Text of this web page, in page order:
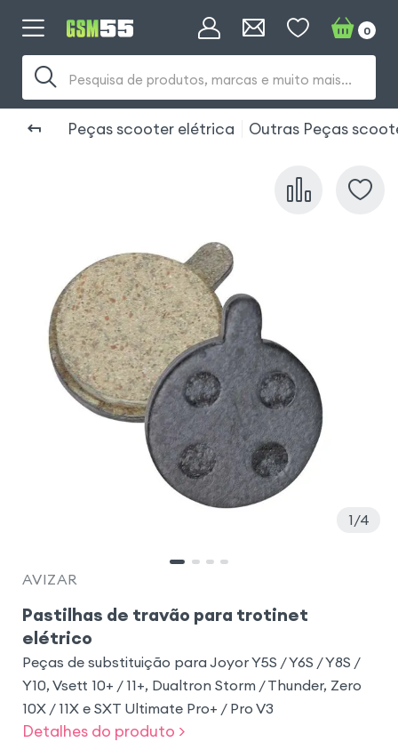
Pesquisa de produtos, marcas e muito mais...
0
Peças scooter elétrica Outras Peças
1 4
AVIZAR
Pastilhas de travão para trotinet
elétrico
Peças de substituição para Joyor Y5S / Y6S / Y8S /
Y10, Vsett 10+ / 11+, Dualtron Storm / Thunder, Zero
10X / 11X e SXT Ultimate Pro+ / Pro V3
Detalhes do produto >